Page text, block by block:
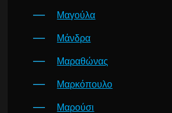
Μαγούλα
Μάνδρα
Μαραθώνας
Μαρκόπουλο
Μαρούσι